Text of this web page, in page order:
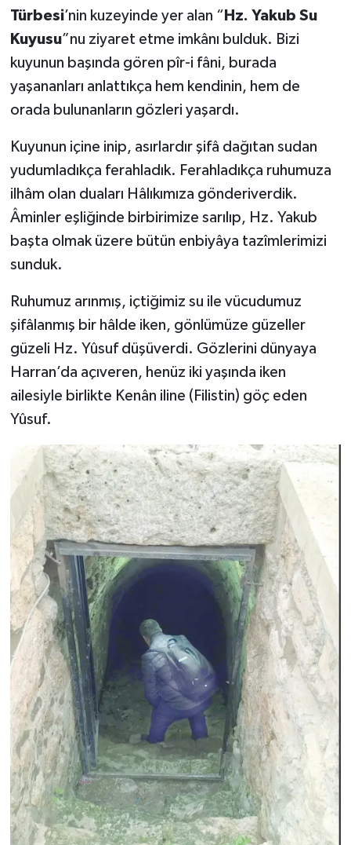
Türbesi’nin kuzeyinde yer alan “ Hz. Yakub Su
Kuyusu”nu ziyaret etme imkânı bulduk. Bizi
kuyunun başında gören pîr-i fâni, burada
yaşananları anlattıkça hem kendinin, hem de
orada bulunanların gözleri yaşardı.
Kuyunun içine inip, asırlardır şifâ dağıtan sudan
yudumladıkça ferahladık. Ferahladıkça ruhumuza
ilhâm olan duaları Hâlıkımıza gönderiverdik.
Âminler eşliğinde birbirimize sarılıp, Hz. Yakub
başta olmak üzere bütün enbiyâya tazîmlerimizi
sunduk.
Ruhumuz arınmış, içtiğimiz su ile vücudumuz
şifâlanmış bir hâlde iken, gönlümüze güzeller
güzeli Hz. Yûsuf düşüverdi. Gözlerini dünyaya
Harran’da açıveren, henüz iki yaşında iken
ailesiyle birlikte Kenân iline (Filistin) göç eden
Yûsuf.